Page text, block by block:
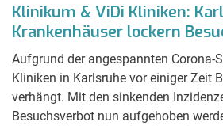
Klinikum & ViDi Kliniken:
Krankenhäuser lockern
Aufgrund der angespannten Corona-
Kliniken in Karlsruhe vor einiger Zeit
verhängt. Mit den sinkenden
Besuchsverbot nun aufgehoben